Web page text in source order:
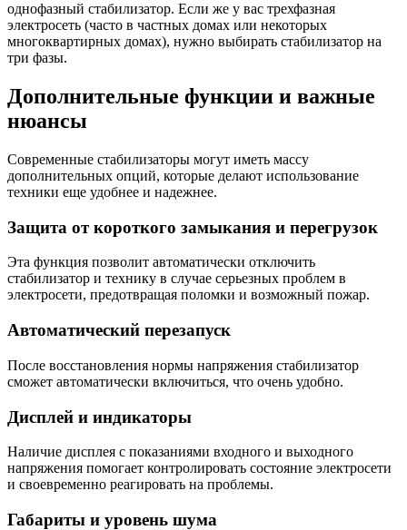
однофазный стабилизатор. Если же у вас трехфазная
электросеть (часто в частных домах или некоторых
многоквартирных домах), нужно выбирать стабилизатор на
три фазы.
Дополнительные функции и важные
нюансы
Современные стабилизаторы могут иметь массу
дополнительных опций, которые делают использование
техники еще удобнее и надежнее.
Защита от короткого замыкания и перегрузок
Эта функция позволит автоматически отключить
стабилизатор и технику в случае серьезных проблем в
электросети, предотвращая поломки и возможный пожар.
Автоматический перезапуск
После восстановления нормы напряжения стабилизатор
сможет автоматически включиться, что очень удобно.
Дисплей и индикаторы
Наличие дисплея с показаниями входного и выходного
напряжения помогает контролировать состояние электросети
и своевременно реагировать на проблемы.
Габариты и уровень шума